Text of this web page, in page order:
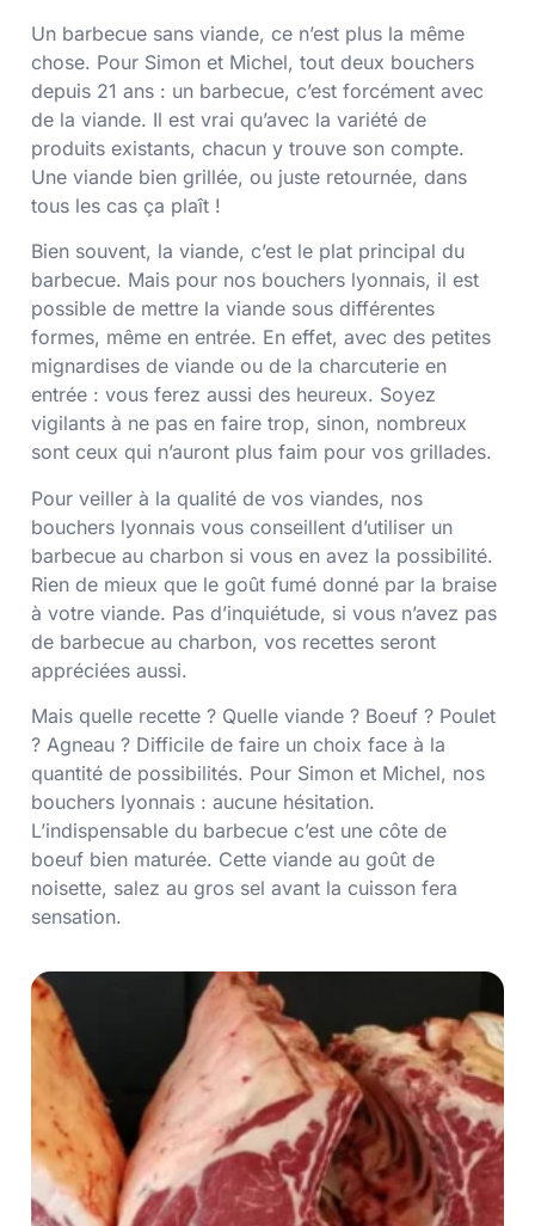
Un barbecue sans viande, ce n’est plus la même
chose. Pour Simon et Michel, tout deux bouchers
depuis 21 ans : un barbecue, c’est forcément avec
de la viande. Il est vrai qu’avec la variété de
produits existants, chacun y trouve son compte.
Une viande bien grillée, ou juste retournée, dans
tous les cas ça plaît !
Bien souvent, la viande, c’est le plat principal du
barbecue. Mais pour nos bouchers lyonnais, il est
possible de mettre la viande sous différentes
formes, même en entrée. En effet, avec des petites
mignardises de viande ou de la charcuterie en
entrée : vous ferez aussi des heureux. Soyez
vigilants à ne pas en faire trop, sinon, nombreux
sont ceux qui n’auront plus faim pour vos grillades.
Pour veiller à la qualité de vos viandes, nos
bouchers lyonnais vous conseillent d’utiliser un
barbecue au charbon si vous en avez la possibilité.
Rien de mieux que le goût fumé donné par la braise
à votre viande. Pas d’inquiétude, si vous n’avez pas
de barbecue au charbon, vos recettes seront
appréciées aussi.
Mais quelle recette ? Quelle viande ? Boeuf ? Poulet
? Agneau ? Difficile de faire un choix face à la
quantité de possibilités. Pour Simon et Michel, nos
bouchers lyonnais : aucune hésitation.
L’indispensable du barbecue c’est une côte de
boeuf bien maturée. Cette viande au goût de
noisette, salez au gros sel avant la cuisson fera
sensation.